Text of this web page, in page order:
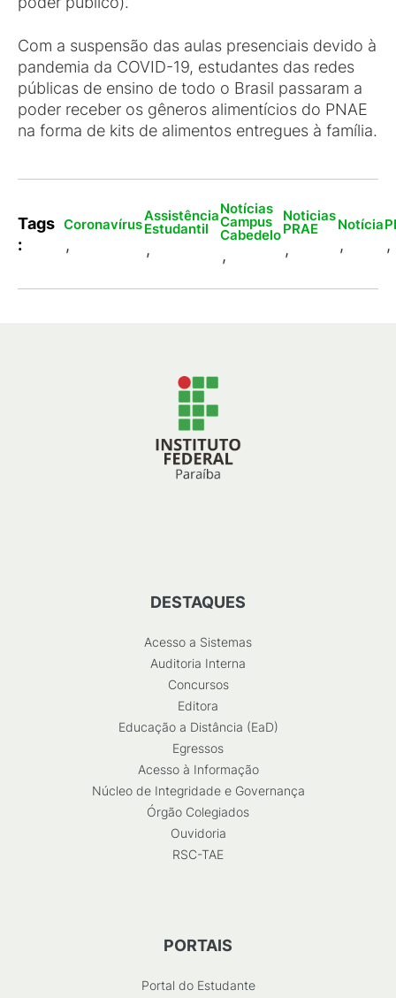
Com a suspensão das aulas presenciais devido à
pandemia da COVID-19, estudantes das redes
públicas de ensino de todo o Brasil passaram a
poder receber os gêneros alimentícios do PNAE
na forma de kits de alimentos entregues à família.
Tags
:
Coronavírus
,
Assistência
Estudantil
,
Notícias
Campus
Cabedelo
,
Noticias
PRAE
,
Notícia
, ,
DESTAQUES
Acesso a Sistemas
Auditoria Interna
Concursos
Editora
Educação a Distância (EaD)
Egressos
Acesso à Informação
Núcleo de Integridade e Governança
Órgão Colegiados
Ouvidoria
RSC-TAE
PORTAIS
Portal do Estudante